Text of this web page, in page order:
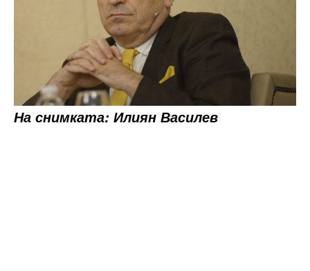
На снимката: Илиян Василев